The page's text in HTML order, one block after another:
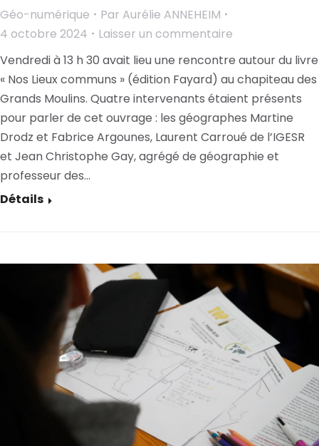
Géo-numérique Par Aurélie ANNEHEIM
4 octobre 2024
Laisser un commentaire
Vendredi à 13 h 30 avait lieu une rencontre autour du livre
« Nos Lieux communs » (édition Fayard) au chapiteau des
Grands Moulins. Quatre intervenants étaient présents
pour parler de cet ouvrage : les géographes Martine
Drodz et Fabrice Argounes, Laurent Carroué de l’IGESR
et Jean Christophe Gay, agrégé de géographie et
professeur des…
Détails